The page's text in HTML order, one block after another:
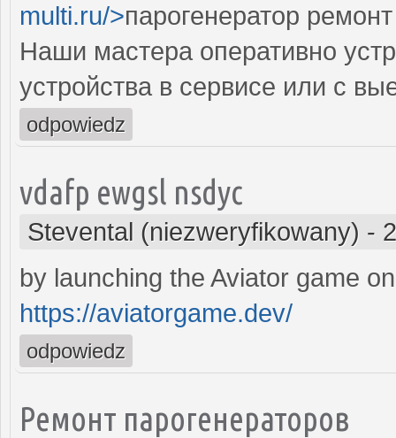
multi.ru/>парогенератор
Наши мастера оперативно
устройства в сервисе или с
odpowiedz
vdafp ewgsl nsdyc
Stevental (niezweryfikowany) -
by launching the Aviator game
https://aviatorgame.dev/
odpowiedz
Ремонт парогенераторов